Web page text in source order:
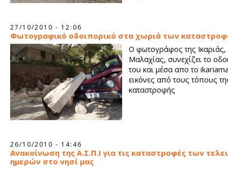
27/10/2010 - 12:06
Φωτογραφικό οδοιπορικό στα χωριά των
Ο φωτογράφος της Ικαριάς,
Μαλαχίας, συνεχίζει το
του και μέσα απο το
εικόνες από τους τόπους
καταστροφής
26/10/2010 - 14:46
Ανακοίνωση της Α.Σ.Π.Ι για τις καταστροφές των
ημερών στο νησί μας